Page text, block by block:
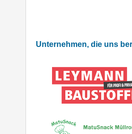
Unternehmen, die uns